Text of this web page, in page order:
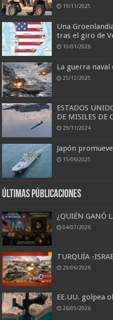
19/11/2025
Una
tras el giro de
10/01/2026
La guerra
25/12/2025
ESTADOS
DE MISILES DE
29/11/2024
Japón
15/06/2025
Últimas Públicaciones
¿QUIÉN GANÓ
04/07/2026
TURQUÍA -
29/06/2026
EE.UU. golpea
26/05/2026